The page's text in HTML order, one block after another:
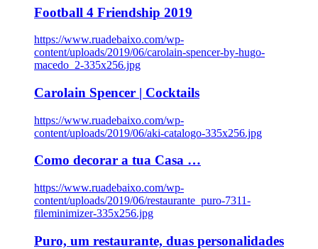
Football 4 Friendship 2019
https://www.ruadebaixo.com/wp-
content/uploads/2019/06/carolain-spencer-by-hugo-
macedo_2-335x256.jpg
Carolain Spencer | Cocktails
https://www.ruadebaixo.com/wp-
content/uploads/2019/06/aki-catalogo-335x256.jpg
Como decorar a tua Casa …
https://www.ruadebaixo.com/wp-
content/uploads/2019/06/restaurante_puro-7311-
fileminimizer-335x256.jpg
Puro, um restaurante, duas personalidades